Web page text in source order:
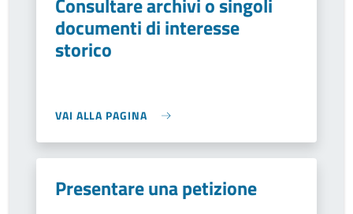
documenti di interesse
storico
VAI ALLA PAGINA
Presentare una petizione